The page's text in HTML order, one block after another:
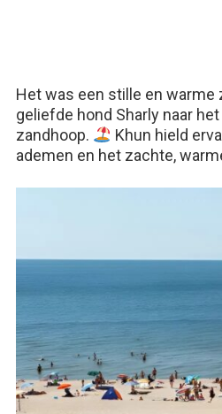
Het was een stille en warme
geliefde hond Sharly naar
zandhoop.
Khun hield
ademen en het zachte,